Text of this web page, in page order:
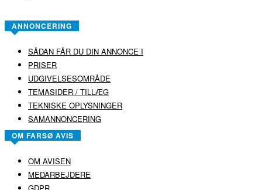
ANNONCERING
SÅDAN FÅR DU DIN ANNONCE I
PRISER
UDGIVELSESOMRÅDE
TEMASIDER / TILLÆG
TEKNISKE OPLYSNINGER
SAMANNONCERING
OM FARSØ AVIS
OM AVISEN
MEDARBEJDERE